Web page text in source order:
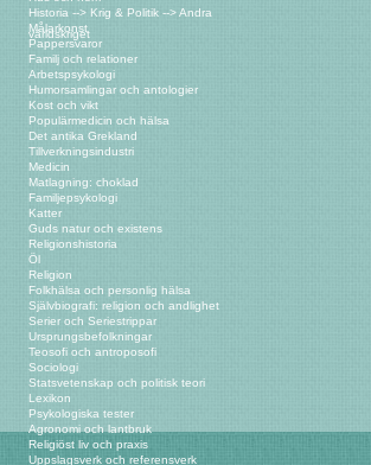
Historia --> Krig & Politik --> Andra
världskriget
Målarkonst
Pappersvaror
Familj och relationer
Arbetspsykologi
Humorsamlingar och antologier
Kost och vikt
Populärmedicin och hälsa
Det antika Grekland
Tillverkningsindustri
Medicin
Matlagning: choklad
Familjepsykologi
Katter
Guds natur och existens
Religionshistoria
Öl
Religion
Folkhälsa och personlig hälsa
Självbiografi: religion och andlighet
Serier och Seriestrippar
Ursprungsbefolkningar
Teosofi och antroposofi
Sociologi
Statsvetenskap och politisk teori
Lexikon
Psykologiska tester
Agronomi och lantbruk
Religiöst liv och praxis
Uppslagsverk och referensverk